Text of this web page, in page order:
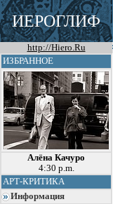
ИЕРОГЛИФ
http://Hiero.Ru
ИЗБРАННОЕ
Алёна Качуро
4:30 p.m.
АРТ-КРИТИКА
Информация